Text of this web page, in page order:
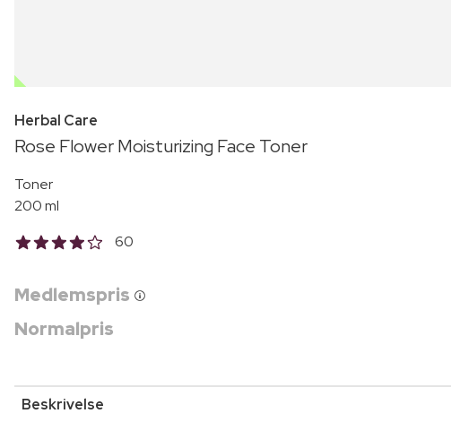
OUTLET
Herbal Care
Rose Flower Moisturizing Face Toner
Toner
200 ml
60
Medlemspris
Normalpris
Beskrivelse